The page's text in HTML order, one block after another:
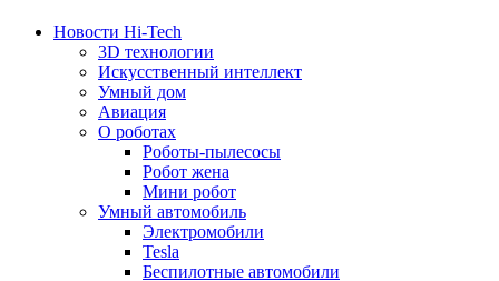
Новости Hi-Tech
3D технологии
Искусственный интеллект
Умный дом
Авиация
О роботах
Роботы-пылесосы
Робот жена
Мини робот
Умный автомобиль
Электромобили
Tesla
Беспилотные автомобили